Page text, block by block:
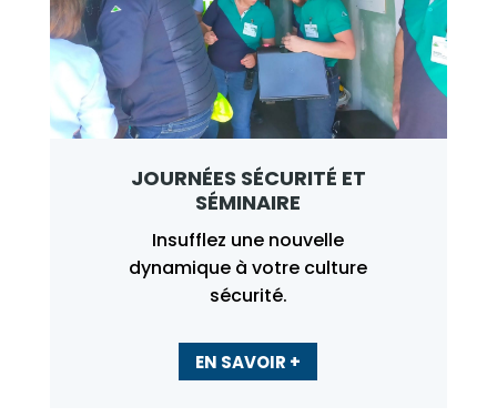
JOURNÉES SÉCURITÉ ET
SÉMINAIRE
Insufflez une nouvelle
dynamique à votre culture
sécurité.
EN SAVOIR +